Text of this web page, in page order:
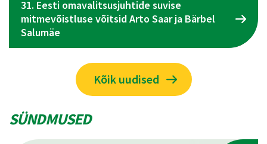
Spordiliidu Jõud üldkogu koosolek toimub 09.
juunil Tallinnas
Kõik uudised
SÜNDMUSED